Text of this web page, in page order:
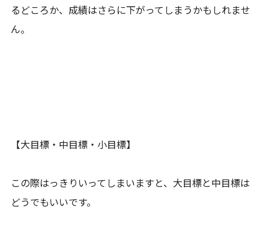
るどころか、成績はさらに下がってしまうかもしれませ
ん。
【大目標・中目標・小目標】
この際はっきりいってしまいますと、大目標と中目標は
どうでもいいです。